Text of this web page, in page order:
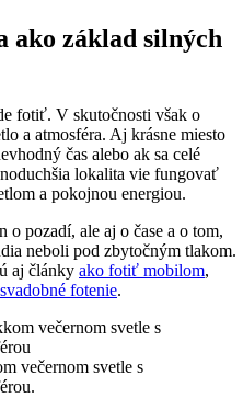
ako základ silných
fotiť. V skutočnosti však o
a atmosféra. Aj krásne miesto
čas alebo ak sa celé
lokalita vie fungovať
a pokojnou energiou.
pozadí, ale aj o čase a o tom,
neboli pod zbytočným tlakom.
aj články ako fotiť mobilom,
fotenie.
večernom svetle s